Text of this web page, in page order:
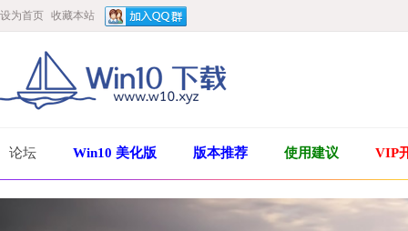
设为首页 收藏本站
论坛 Win10 美化版 版本推荐 使用建议 VIP